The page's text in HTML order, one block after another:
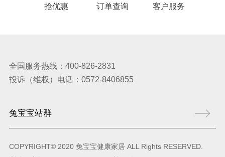
抢优惠 订单查询 客户服务
全国服务热线：400-826-2831
投诉（维权）电话：0572-8406855
COPYRIGHT© 2020 兔宝宝健康家居 ALL Rights RESERVED.